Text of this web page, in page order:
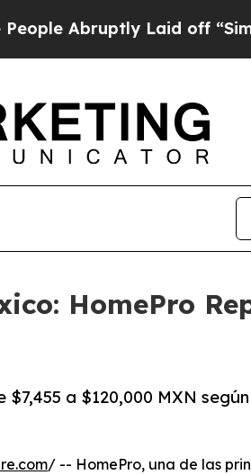
Laid off “Simply a
HomePro
a $120,000 MXN
/ -- HomePro, una de las